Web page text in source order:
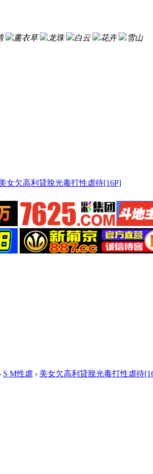
薰衣草 龙珠 白云 花卉
雪山
女欠高利貸脫光毒打性虐待[16P]
S M性虐 › 美女欠高利貸脫光毒打性虐待